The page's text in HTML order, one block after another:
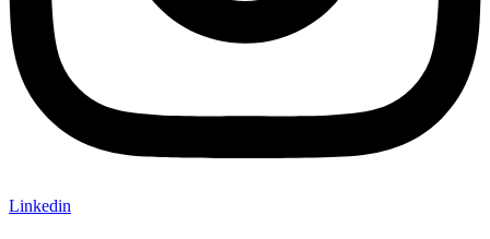
Linkedin